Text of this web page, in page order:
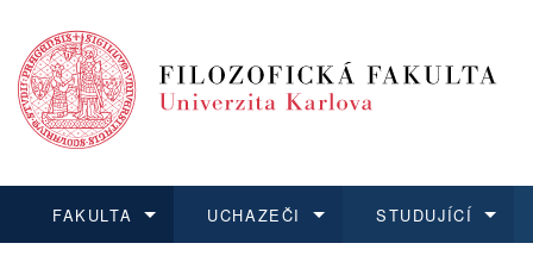
FAKULTA UCHAZEČI STUDUJÍCÍ